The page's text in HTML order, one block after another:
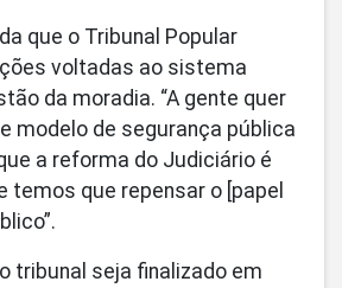
que o Tribunal Popular
voltadas ao sistema
da moradia. “A gente quer
modelo de segurança pública
a reforma do Judiciário é
temos que repensar o [papel
tribunal seja finalizado em